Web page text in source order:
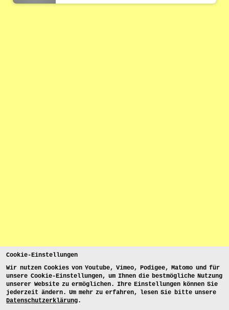
Cookie-Einstellungen
Wir nutzen Cookies von Youtube, Vimeo, Podigee, Matomo und für
unsere Cookie-Einstellungen, um Ihnen die bestmögliche Nutzung
unserer Website zu ermöglichen. Ihre Einstellungen können Sie
jederzeit ändern. Um mehr zu erfahren, lesen Sie bitte unsere
Datenschutzerklärung.